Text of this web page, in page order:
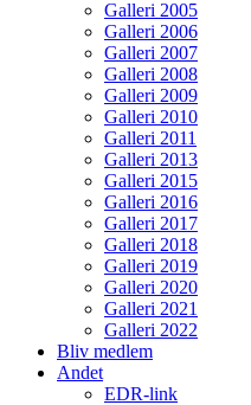
Galleri 2005
Galleri 2006
Galleri 2007
Galleri 2008
Galleri 2009
Galleri 2010
Galleri 2011
Galleri 2013
Galleri 2015
Galleri 2016
Galleri 2017
Galleri 2018
Galleri 2019
Galleri 2020
Galleri 2021
Galleri 2022
Bliv medlem
Andet
EDR-link